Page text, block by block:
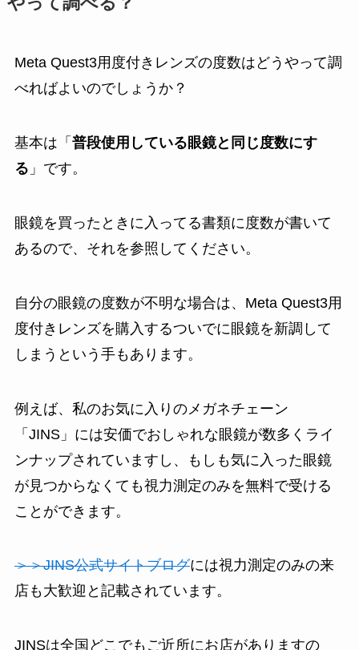
Meta Quest3用度付きレンズの度数はどうやって調
べればよいのでしょうか？
基本は「 普段使用している眼鏡と同じ度数にす
る 」です。
眼鏡を買ったときに入ってる書類に度数が書いて
あるので、それを参照してください。
自分の眼鏡の度数が不明な場合は、Meta Quest3用
度付きレンズを購入するついでに眼鏡を新調して
しまうという手もあります。
例えば、私のお気に入りのメガネチェーン
「JINS」には安価でおしゃれな眼鏡が数多くライ
ンナップされていますし、もしも気に入った眼鏡
が見つからなくても視力測定のみを無料で受ける
ことができます。
＞＞JINS公式サイトブログには視力測定のみの来
店も大歓迎と記載されています。
JINSは全国どこでもご近所にお店がありますの